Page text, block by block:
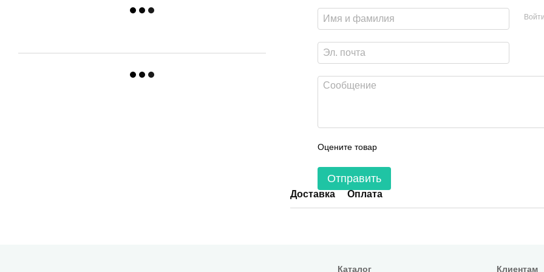
Оцените товар
Отправить
Доставка Оплата
Каталог Клиентам